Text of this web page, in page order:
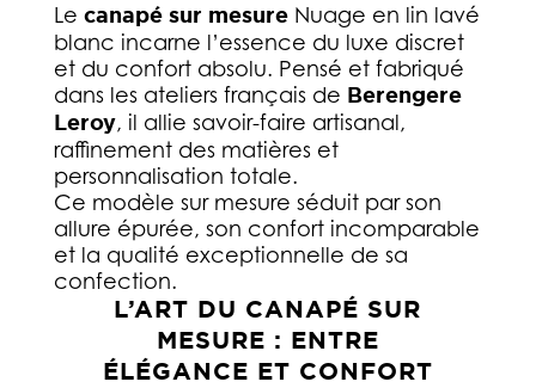
Le canapé sur mesureNuage en lin lavé
blanc incarne l’essence du luxe discret
et du confort absolu. Pensé et fabriqué
dans les ateliers français de Berengere
Leroy, il allie savoir-faire artisanal,
raffinement des matières et
personnalisation totale.
Ce modèle sur mesure séduit par son
allure épurée, son confort incomparable
et la qualité exceptionnelle de sa
confection.
L’ART DU CANAPÉ SUR
MESURE : ENTRE
ÉLÉGANCE ET CONFORT